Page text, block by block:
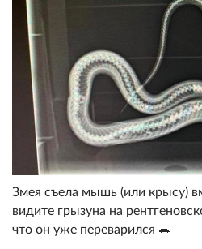
Змея съела мышь (или крысу)
видите грызуна на
что он уже переварился 🐀